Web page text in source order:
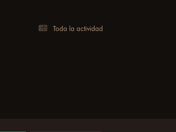
Toda la actividad